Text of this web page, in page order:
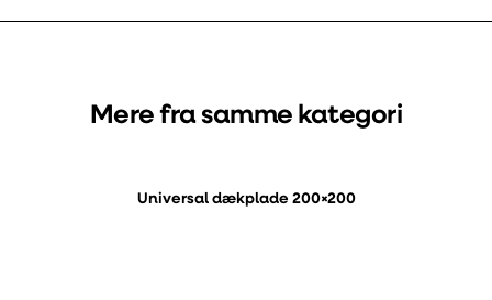
Mere fra samme kategori
Universal dækplade 200×200